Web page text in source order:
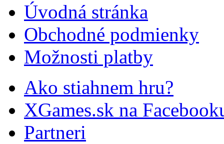
Úvodná stránka
Obchodné podmienky
Možnosti platby
Ako stiahnem hru?
XGames.sk na
Partneri